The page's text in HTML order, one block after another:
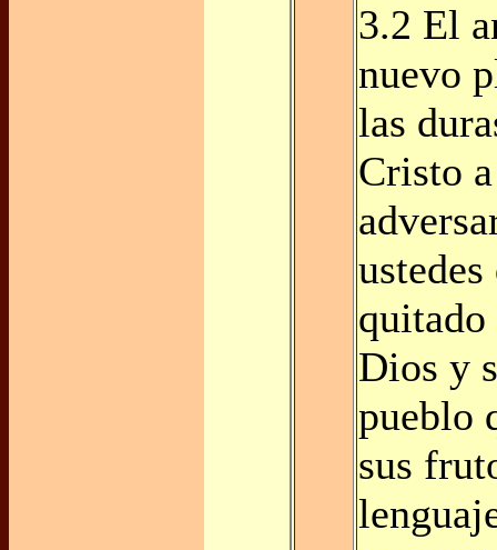
3.2 El
nuevo
las
Cristo
Dios y
pueblo
sus